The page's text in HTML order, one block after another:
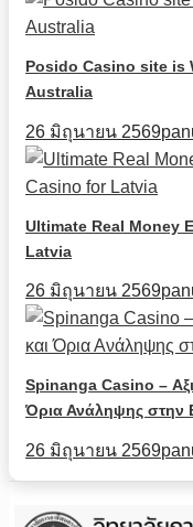
Posido Casino site is
Australia
26 มิถุนายน 2569
Ultimate Real Money
Latvia
26 มิถุนายน 2569
Spinanga Casino –
Όρια Ανάληψης στην
26 มิถุนายน 2569